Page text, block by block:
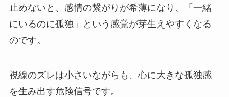
止めないと、感情の繋がりが希薄になり、「一緒
にいるのに孤独」という感覚が芽生えやすくなる
のです。
視線のズレは小さいながらも、心に大きな孤独感
を生み出す危険信号です。